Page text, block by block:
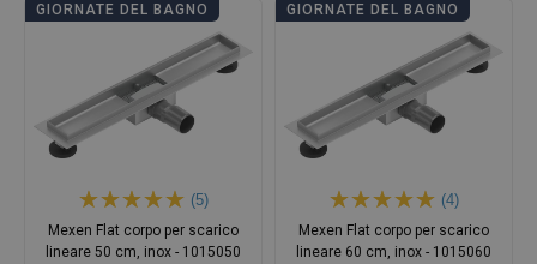
GIORNATE DEL BAGNO
(5)
Mexen Flat corpo per scarico
lineare 50 cm, inox - 1015050
GIORNATE DEL BAGNO
(4)
Mexen Flat corpo per scarico
lineare 60 cm, inox - 1015060